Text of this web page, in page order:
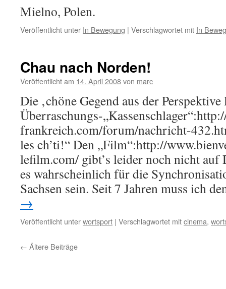
Mielno, Polen.
Veröffentlicht unter In Bewegung | Verschlagwortet mit In
Chau nach Norden!
Veröffentlicht am 14. April 2008von marc
Die ‚chöne Gegend aus der
Überraschungs-
frankreich.com/forum/nachricht-
les ch’ti!“ Den „Film“:http://
lefilm.com/ gibt’s leider noch nicht auf
es wahrscheinlich für die
Sachsen sein. Seit 7 Jahren muss ich
→
Veröffentlicht unterwortsport | Verschlagwortet mitcinema,
← Ältere Beiträge